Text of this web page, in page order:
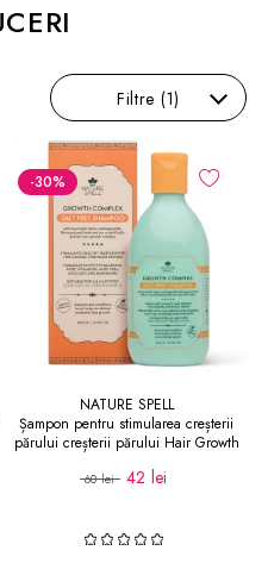
Filtre (1)
-30%
NATURE SPELL
Șampon pentru stimularea creșterii
părului creșterii părului Hair Growth
60 lei 42 lei